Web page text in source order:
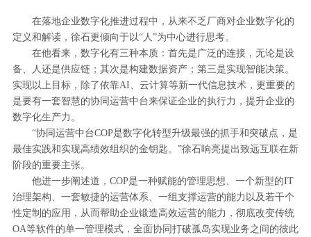
在落地企业数字化推进过程中，从来不乏厂商对企业数字化的
定义和解读，徐石更倾向于以“人”为中心进行思考。
在他看来，数字化有三种本质：首先是广泛的连接，无论是设
备、人还是供应链；其次是构建数据资产；第三是实现智能决策。
实现以上目标，除了依靠AI、云计算等新一代信息技术，更重要的
是要有一套智慧的协同运营中台来保证企业的执行力，提升企业的
数字化生产力。
“协同运营中台COP是数字化转型升级最强的抓手和突破点，是
最佳实践和实现高绩效组织的金钥匙。”徐石响亮提出致远互联在新
阶段的重要主张。
他进一步阐述道，COP是一种赋能的管理思想、一个新型的IT
治理架构、一套敏捷的运营体系、一组支撑运营的能力以及若干个
性定制的应用，从而帮助企业锻造高效运营的能力，彻底改变传统
OA等软件的单一管理模式，全面协同打破孤岛实现业务之间的彼此